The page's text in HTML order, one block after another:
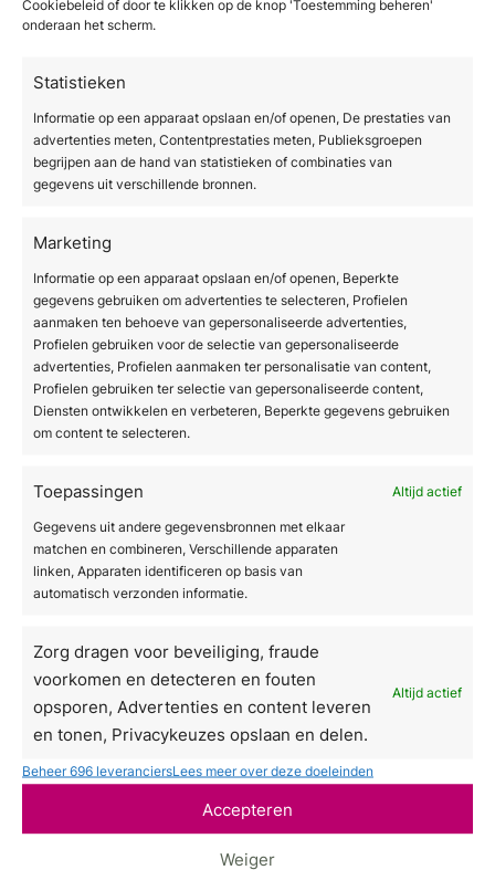
Cookiebeleid of door te klikken op de knop 'Toestemming beheren'
onderaan het scherm.
Statistieken
Informatie op een apparaat opslaan en/of openen, De prestaties van
advertenties meten, Contentprestaties meten, Publieksgroepen
begrijpen aan de hand van statistieken of combinaties van
gegevens uit verschillende bronnen.
Marketing
Informatie op een apparaat opslaan en/of openen, Beperkte
gegevens gebruiken om advertenties te selecteren, Profielen
aanmaken ten behoeve van gepersonaliseerde advertenties,
Profielen gebruiken voor de selectie van gepersonaliseerde
advertenties, Profielen aanmaken ter personalisatie van content,
Profielen gebruiken ter selectie van gepersonaliseerde content,
Diensten ontwikkelen en verbeteren, Beperkte gegevens gebruiken
om content te selecteren.
Toepassingen Altijd actief
Gegevens uit andere gegevensbronnen met elkaar
matchen en combineren, Verschillende apparaten
linken, Apparaten identificeren op basis van
automatisch verzonden informatie.
Zorg dragen voor beveiliging, fraude
voorkomen en detecteren en fouten
opsporen, Advertenties en content leveren
en tonen, Privacykeuzes opslaan en delen.
Altijd actief
Beheer 696 leveranciersLees meer over deze doeleinden
Accepteren
Weiger
voeren met onze apparatuur, is de juiste
essentieel.